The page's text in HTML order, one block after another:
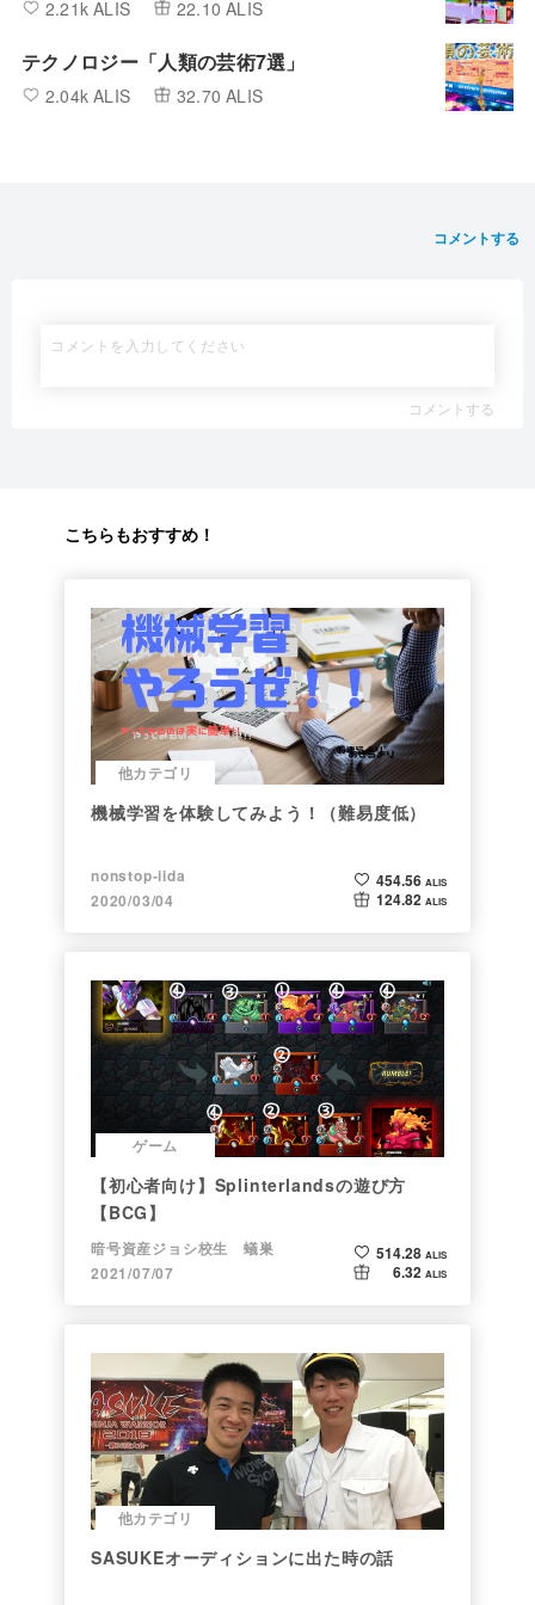
2.21k ALIS 22.10 ALIS
テクノロジー「人類の芸術7選」
2.04k ALIS 32.70 ALIS
コメントする
コメントする
こちらもおすすめ！
他カテゴリ
機械学習を体験してみよう！（難易度低）
nonstop-iida
2020/03/04
454.56 ALIS
124.82 ALIS
ゲーム
【初心者向け】Splinterlandsの遊び方
【BCG】
暗号資産ジョシ校生 蟻巣
2021/07/07
514.28 ALIS
6.32 ALIS
他カテゴリ
SASUKEオーディションに出た時の話